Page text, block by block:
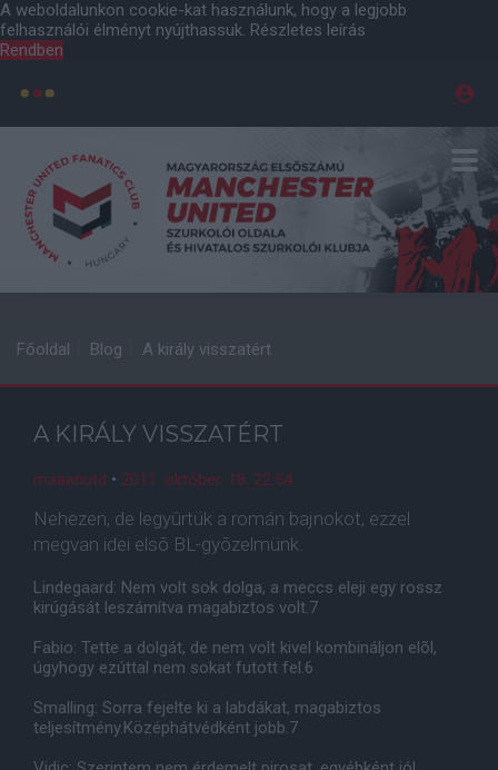
A weboldalunkon cookie-kat használunk, hogy a legjobb
felhasználói élményt nyújthassuk. Részletes leírás
Rendben
Főoldal Blog A király visszatért
A KIRÁLY VISSZATÉRT
maaanutd • 2011. október. 18. 22:54
Nehezen, de legyûrtük a román bajnokot, ezzel
megvan idei elsõ BL-gyõzelmünk.
Lindegaard: Nem volt sok dolga, a meccs eleji egy rossz
kirúgását leszámítva magabiztos volt.7
Fabio: Tette a dolgát, de nem volt kivel kombináljon elõl,
úgyhogy ezúttal nem sokat futott fel.6
Smalling: Sorra fejelte ki a labdákat, magabiztos
teljesítmény.Középhátvédként jobb.7